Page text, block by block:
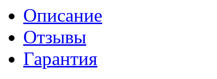
Описание
Отзывы
Гарантия